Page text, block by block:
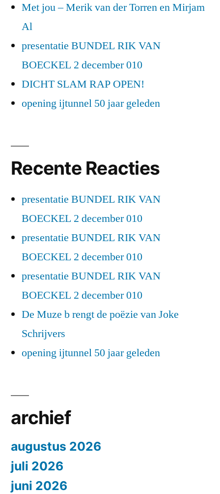
Met jou – Merik van der Torren en Mirjam
Al
presentatie BUNDEL RIK VAN
BOECKEL 2 december 010
DICHT SLAM RAP OPEN!
opening ijtunnel 50 jaar geleden
Recente Reacties
presentatie BUNDEL RIK VAN
BOECKEL 2 december 010
presentatie BUNDEL RIK VAN
BOECKEL 2 december 010
presentatie BUNDEL RIK VAN
BOECKEL 2 december 010
De Muze b rengt de poëzie van Joke
Schrijvers
opening ijtunnel 50 jaar geleden
archief
augustus 2026
juli 2026
juni 2026